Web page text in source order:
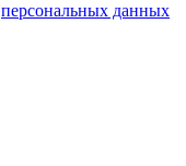
персональных данных